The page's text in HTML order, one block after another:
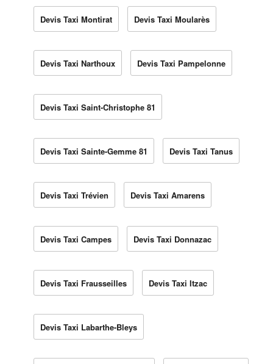
Devis Taxi Montirat Devis Taxi Moularès
Devis Taxi Narthoux Devis Taxi Pampelonne
Devis Taxi Saint-Christophe 81
Devis Taxi Sainte-Gemme 81 Devis Taxi Tanus
Devis Taxi Trévien Devis Taxi Amarens
Devis Taxi Campes Devis Taxi Donnazac
Devis Taxi Frausseilles Devis Taxi Itzac
Devis Taxi Labarthe-Bleys